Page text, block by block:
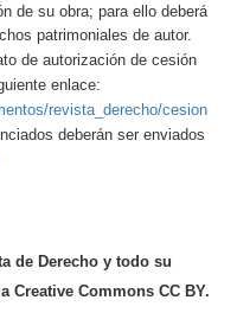
de su obra; para ello deberá
patrimoniales de autor.
de autorización de cesión
enlace:
revista_derecho/cesion
deberán ser enviados
de Derecho y todo su
Creative Commons CC BY.